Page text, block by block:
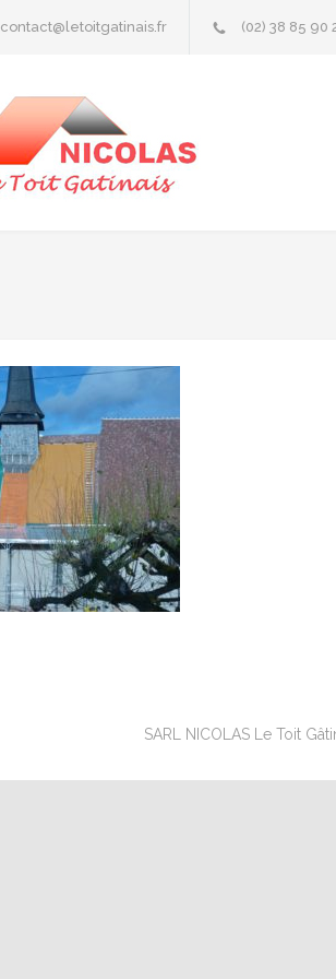
contact@letoitgatinais.fr (02) 38 85 90
SARL NICOLAS Le Toit